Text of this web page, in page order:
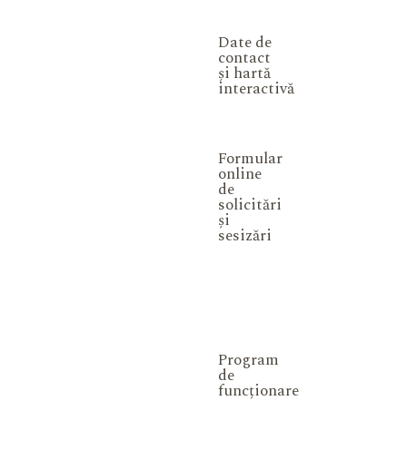
Date de
contact
și hartă
interactivă
Formular
online
de
solicitări
și
sesizări
Program
de
funcționare